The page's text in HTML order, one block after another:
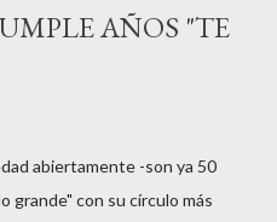
AÑOS "TE
abiertamente -son ya 50
grande" con su círculo más